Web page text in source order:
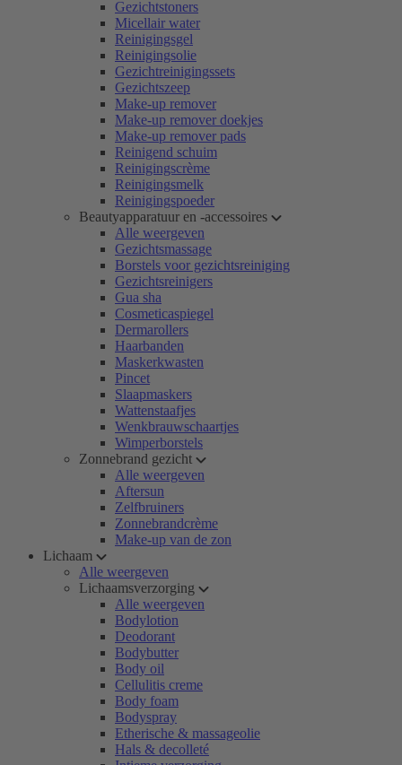
Gezichtstoners
Micellair water
Reinigingsgel
Reinigingsolie
Gezichtreinigingssets
Gezichtszeep
Make-up remover
Make-up remover doekjes
Make-up remover pads
Reinigend schuim
Reinigingscrème
Reinigingsmelk
Reinigingspoeder
Beautyapparatuur en -accessoires
Alle weergeven
Gezichtsmassage
Borstels voor gezichtsreiniging
Gezichtsreinigers
Gua sha
Cosmeticaspiegel
Dermarollers
Haarbanden
Maskerkwasten
Pincet
Slaapmaskers
Wattenstaafjes
Wenkbrauwschaartjes
Wimperborstels
Zonnebrand gezicht
Alle weergeven
Aftersun
Zelfbruiners
Zonnebrandcrème
Make-up van de zon
Lichaam
Alle weergeven
Lichaamsverzorging
Alle weergeven
Bodylotion
Deodorant
Bodybutter
Body oil
Cellulitis creme
Body foam
Bodyspray
Etherische & massageolie
Hals & decolleté